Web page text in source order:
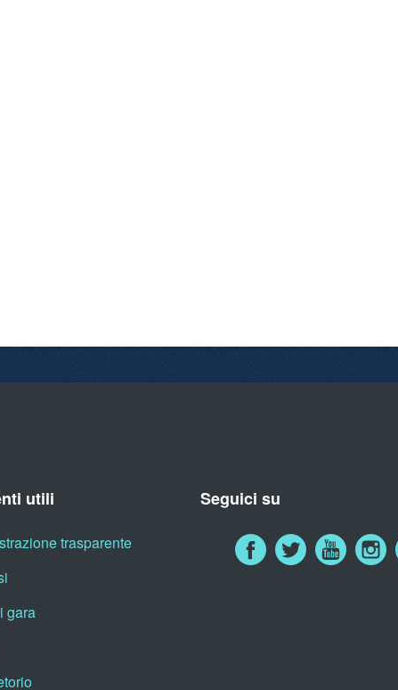
utili
trasparente
gara
Seguici su